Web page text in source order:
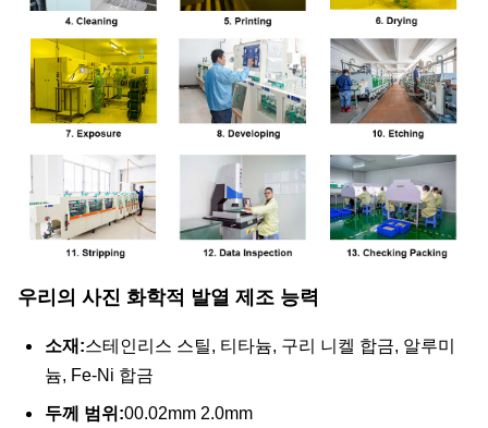
우리의 사진 화학적 발열 제조 능력
소재:스테인리스 스틸, 티타늄, 구리 니켈 합금, 알루미
늄, Fe-Ni 합금
두께 범위:00.02mm 2.0mm